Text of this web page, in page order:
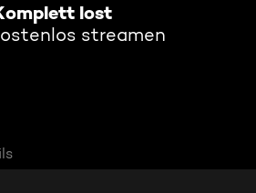
lost
streamen